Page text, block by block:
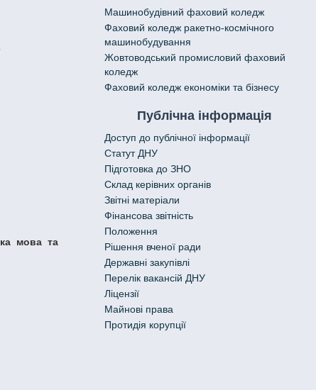
мова та
Машинобудівний фаховий коледж
Фаховий коледж ракетно-космічного
машинобудування
Жовтоводський промисловий фаховий
коледж
Фаховий коледж економіки та бізнесу
Публічна інформація
Доступ до публічної інформації
Статут ДНУ
Підготовка до ЗНО
Склад керівних органів
Звітні матеріали
Фінансова звітність
Положення
Рішення вченої ради
Державні закупівлі
Перелік вакансій ДНУ
Ліцензії
Майнові права
Протидія корупції